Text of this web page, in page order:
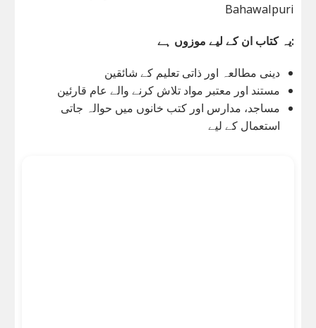
Bahawalpuri
یہ کتاب ان کے لیے موزوں ہے:
دینی مطالعہ اور ذاتی تعلیم کے شائقین
مستند اور معتبر مواد تلاش کرنے والے عام قارئین
مساجد، مدارس اور کتب خانوں میں حوالہ جاتی
استعمال کے لیے